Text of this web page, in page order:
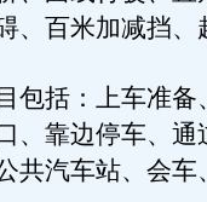
、百米加减挡、
括：上车准备
、靠边停车、通
共汽车站、会车